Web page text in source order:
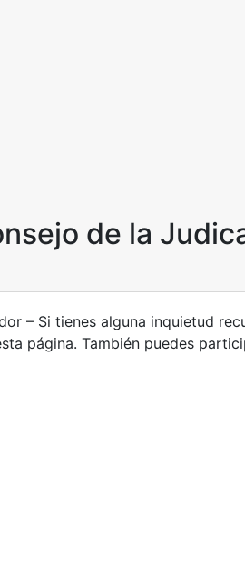
de la
– Si tienes alguna inquietud
página. También puedes